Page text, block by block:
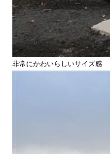
非常にかわいらしいサイズ感